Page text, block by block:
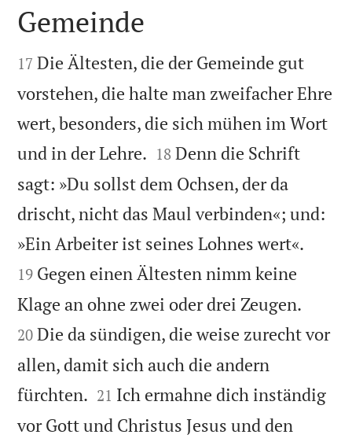

Gemeinde

17 Die Ältesten, die der Gemeinde gut
vorstehen, die halte man zweifacher Ehre
wert, besonders, die sich mühen im Wort
und in der Lehre. 

18 Denn die Schrift
sagt: »Du sollst dem Ochsen, der da
drischt, nicht das Maul verbinden«; und:
»Ein Arbeiter ist seines Lohnes wert«.
19 Gegen einen Ältesten nimm keine
Klage an ohne zwei oder drei Zeugen.
20 Die da sündigen, die weise zurecht vor
allen, damit sich auch die andern
fürchten. 

21 Ich ermahne dich inständig
vor Gott und Christus Jesus und den